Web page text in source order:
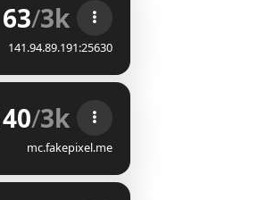
63/3k
141.94.89.191:25630
/3k
mc.fakepixel.me